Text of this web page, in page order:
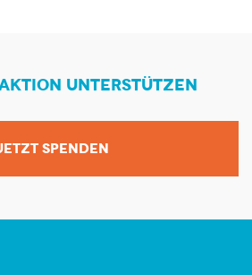
UNTERSTÜTZEN
SPENDEN